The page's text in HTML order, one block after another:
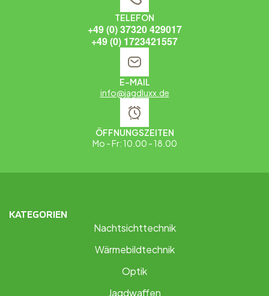
TELEFON
+49 (0) 37320 429017
+49 (0) 1723421557
E-MAIL
info@jagdluxx.de
ÖFFNUNGSZEITEN
Mo - Fr: 10.00 - 18.00
KATEGORIEN
Nachtsichttechnik
Wärmebildtechnik
Optik
Jagdwaffen